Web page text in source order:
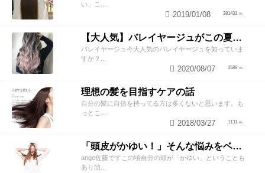
い」こ...
381431
2019/01/08
【大人気】バレイヤージュがこの夏オススメな理由！！
バレイヤージュ今大人気のバレイヤージュを知っていま
すか？...
3589
2020/08/07
理想の髪を目指すケアの話
自分の髪に自信を持ってる方は多くないと思います。も
っとこ...
1131
2018/03/27
「頭皮がかゆい！」そんな悩みをベテラン美容師が解決させるスペシャルテク
ange佐藤ですこの頃自分の頭が「かゆい」ということも
あり頭...